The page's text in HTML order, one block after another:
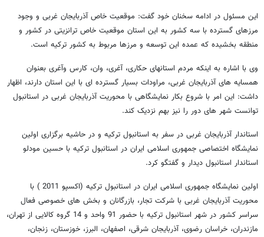
این مسئول در ادامه سخنان خود گفت: موقعیت خاص آذربایجان غربی و وجود
مرزهای گسترده با سه کشور به این استان موقعیت خاص ترانزیتی در کشور و
منطقه بخشیده که عمده این توسعه و مرزها مربوط به کشور ترکیه است.
وی با اشاره به اینکه مردم استانهای حکاری، آغری، وان، کارس وآغری بعنوان
همسایه های آذربایجان غربی، مراودات بسیار گسترده ای با این استان دارند، اظهار
داشت: این امر با شروع بکار نمایشگاهی با محوریت آذربایجان غربی در استانبول
توانست شهر های دور را نیز بهم نزدیک کند.
استاندار آذربایجان غربی در سفر به استانبول ترکیه و در حاشیه برگزاری اولین
نمایشگاه اختصاصی جمهوری اسلامی ایران در استانبول ترکیه با حسین مودلو
استاندار استانبول دیدار و گفتگو کرد.
اولین نمایشگاه جمهوری اسلامی ایران در استانبول ترکیه (اکسپو 2011 ) با
محوریت آذربایجان غربی با شرکت تجار، بازرگانان و بخش های خصوصی فعال
سراسر کشور در شهر استانبول ترکیه با حضور 91 واحد و 14 گروه کالایی از تهران،
مازندران، خراسان رضوی، آذربایجان شرقی، اصفهان، البرز، خوزستان، زنجان،